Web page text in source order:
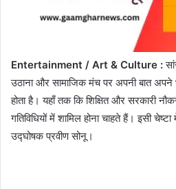
Entertainment / Art & Culture :
उठाना और सामाजिक मंच पर अपनी बात
होता है। यहाँ तक ​​कि शिक्षित और सरकारी
गतिविधियों में शामिल होना चाहते हैं। इसी
उद्घोषक प्रवीण सोनू।